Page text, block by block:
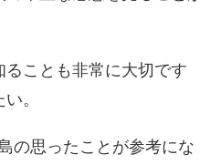
ことも非常に大切です
。
の思ったことが参考にな